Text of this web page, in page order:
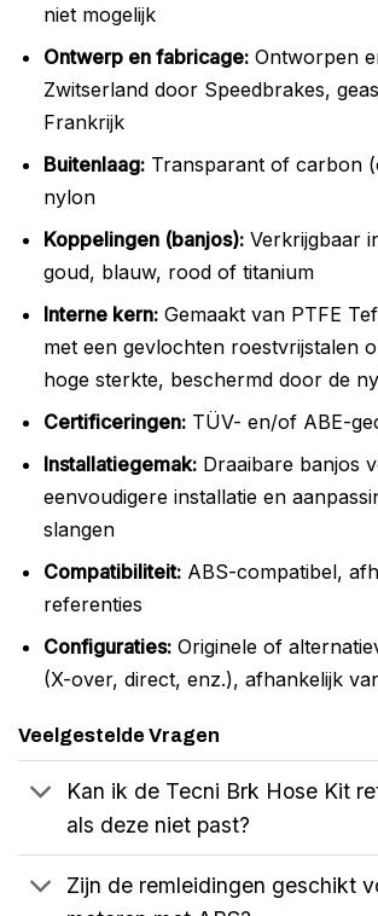
niet mogelijk
Ontwerp en fabricage:Ontworpen
Zwitserland door Speedbrakes,
Frankrijk
Buitenlaag:Transparant of carbon
nylon
Koppelingen (banjos):Verkrijgbaar
goud, blauw, rood of titanium
Interne kern:Gemaakt van PTFE
met een gevlochten roestvrijstalen
hoge sterkte, beschermd door de
Certificeringen:TÜV- en/of ABE-
Installatiegemak:Draaibare banjos
eenvoudigere installatie en
slangen
Compatibiliteit:ABS-compatibel,
referenties
Configuraties:Originele of
(X-over, direct, enz.), afhankelijk
Veelgestelde Vragen
Kan ik de Tecni Brk Hose Kit
als deze niet past?
Zijn de remleidingen geschikt